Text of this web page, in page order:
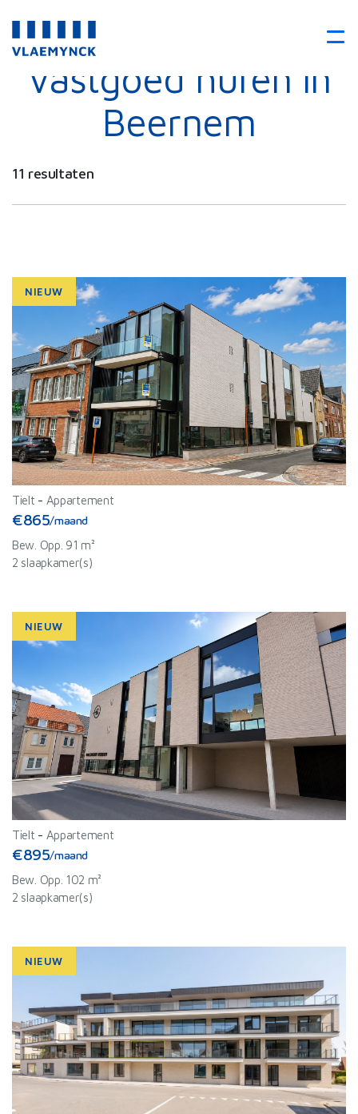
Vastgoed huren in
Beernem
11 resultaten
NIEUW
Tielt - Appartement
€865/maand
Bew. Opp. 91 m²
2 slaapkamer(s)
NIEUW
Tielt - Appartement
€895/maand
Bew. Opp. 102 m²
2 slaapkamer(s)
NIEUW